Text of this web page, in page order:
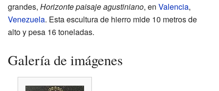
grandes, Horizonte paisaje agustiniano, en Valencia,
Venezuela. Esta escultura de hierro mide 10 metros de
alto y pesa 16 toneladas.
Galería de imágenes